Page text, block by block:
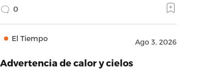
0
El Tiempo Ago 3, 2026
Advertencia de calor y cielos